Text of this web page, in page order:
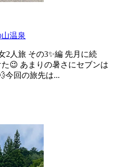
温泉
2人旅 その3✨編 先月に続
😉 あまりの暑さにセブンは
今回の旅先は...